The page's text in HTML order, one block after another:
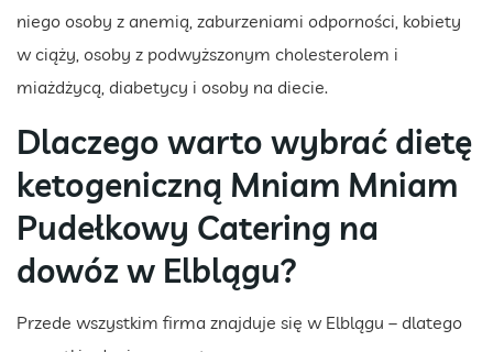
niego osoby z anemią, zaburzeniami odporności, kobiety
w ciąży, osoby z podwyższonym cholesterolem i
miażdżycą, diabetycy i osoby na diecie.
Dlaczego warto wybrać dietę
ketogeniczną Mniam Mniam
Pudełkowy Catering na
dowóz w Elblągu?
Przede wszystkim firma znajduje się w Elblągu – dlatego